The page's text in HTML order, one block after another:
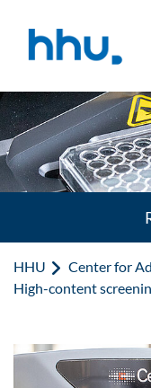
HHU Center for
High-content